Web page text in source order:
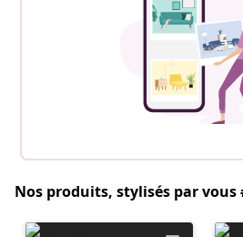
Nos produits, stylisés par